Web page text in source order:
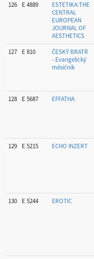
126 E 4889
ESTETIKA:THE
CENTRAL
EUROPEAN
JOURNAL OF
AESTHETICS
127 E 810
ČESKÝ BRATR
- Evangelický
měsíčník
128 E 5687 EFFATHA
129 E 5215 ECHO INZERT
130 E 5244 EROTIC